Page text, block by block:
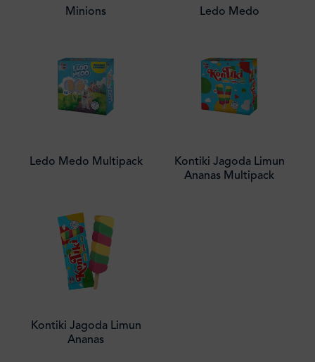
Minions Ledo Medo
Ledo Medo Multipack
Kontiki Jagoda Limun
Ananas Multipack
Kontiki Jagoda Limun
Ananas